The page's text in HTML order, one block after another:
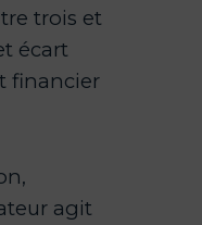
trois et
écart
financier
agit